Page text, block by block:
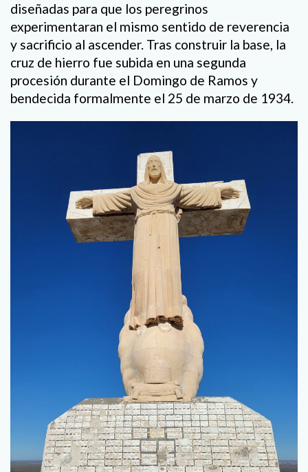
diseñadas para que los peregrinos
experimentaran el mismo sentido de reverencia
y sacrificio al ascender. Tras construir la base, la
cruz de hierro fue subida en una segunda
procesión durante el Domingo de Ramos y
bendecida formalmente el 25 de marzo de 1934.